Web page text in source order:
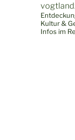
Kultur &
Infos im